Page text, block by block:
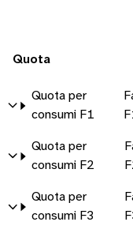
Quota
Quota per
consumi F1
Quota per
consumi F2
Quota per
consumi F3